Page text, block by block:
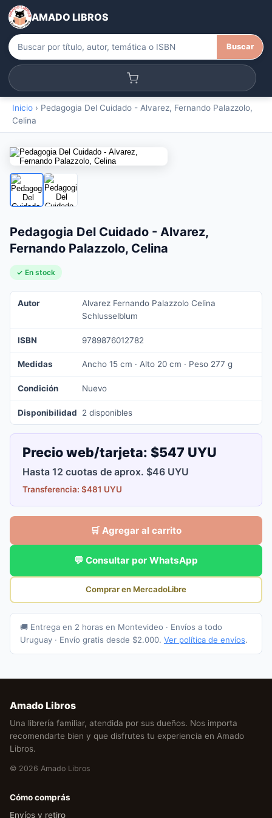
AMADO LIBROS
Buscar
Inicio › Pedagogia Del Cuidado - Alvarez, Fernando Palazzolo,
Celina
Pedagogia Del Cuidado - Alvarez,
Fernando Palazzolo, Celina
✓ En stock
Autor
Alvarez Fernando Palazzolo Celina
Schlusselblum
ISBN 9789876012782
Medidas Ancho 15 cm · Alto 20 cm · Peso 277 g
Condición Nuevo
Disponibilidad 2 disponibles
Precio web/tarjeta: $547 UYU
Hasta 12 cuotas de aprox. $46 UYU
Transferencia: $481 UYU
🛒 Agregar al carrito
💬 Consultar por WhatsApp
Comprar en MercadoLibre
🚚 Entrega en 2 horas en Montevideo · Envíos a todo
Uruguay · Envío gratis desde $2.000. Ver política de envíos.
Amado Libros
Una librería familiar, atendida por sus dueños. Nos importa
recomendarte bien y que disfrutes tu experiencia en Amado
Libros.
© 2026 Amado Libros
Cómo comprás
Envíos y retiro